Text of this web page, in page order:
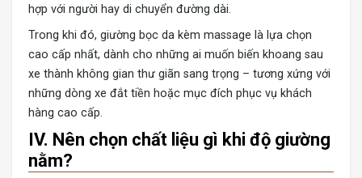
hợp với người hay di chuyển đường dài.
Trong khi đó, giường bọc da kèm massage là lựa chọn
cao cấp nhất, dành cho những ai muốn biến khoang sau
xe thành không gian thư giãn sang trọng – tương xứng với
những dòng xe đắt tiền hoặc mục đích phục vụ khách
hàng cao cấp.
IV. Nên chọn chất liệu gì khi độ giường
nằm?